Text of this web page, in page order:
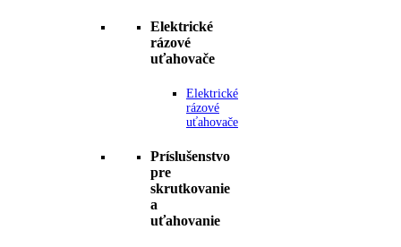
Elektrické
rázové
uťahovače
Elektrické
rázové
uťahovače
Príslušenstvo
pre
skrutkovanie
a
uťahovanie